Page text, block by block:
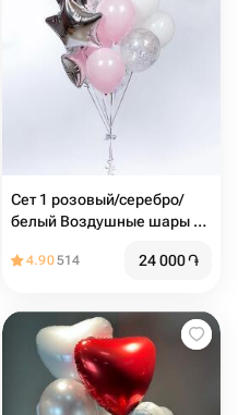
Сет 1 розовый/серебро/
белый Воздушные шары с
4.90514 24 000֏